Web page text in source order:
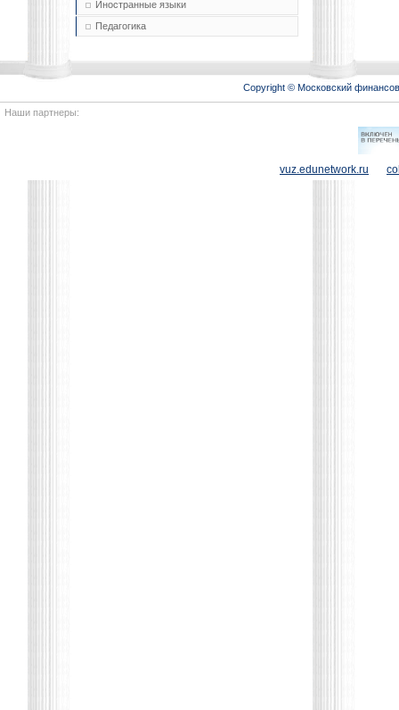
Иностранные языки
Педагогика
Copyright © Московский
Наши партнеры:
vuz.edunetwork.ru